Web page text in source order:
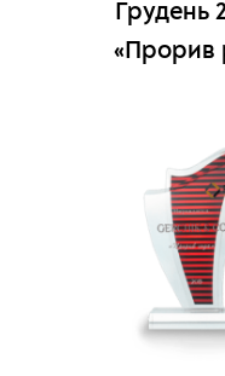
Грудень
«Прорив